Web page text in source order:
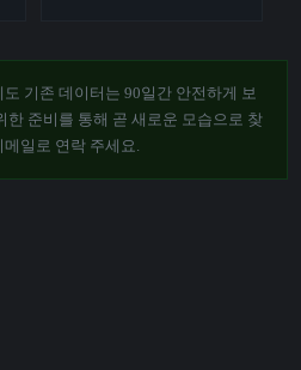
기존 데이터는 90일간 안전하게 보
한 준비를 통해 곧 새로운 모습으로 찾
일로 연락 주세요.